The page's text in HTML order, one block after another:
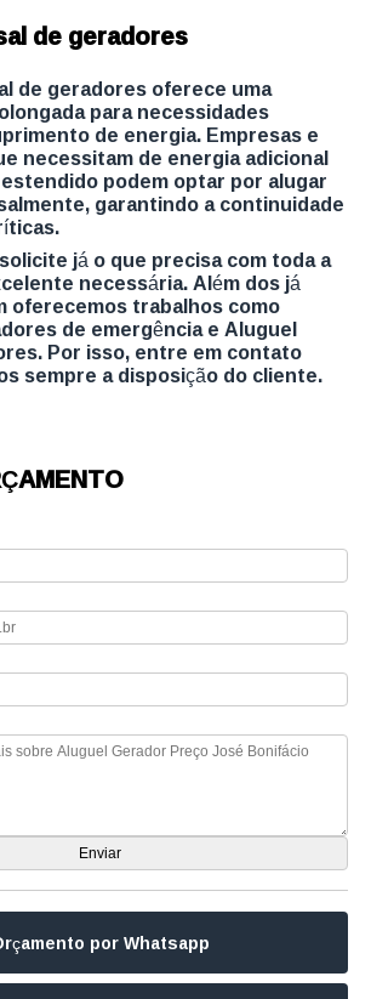
de geradores
de geradores oferece uma
para necessidades
de energia. Empresas e
necessitam de energia adicional
podem optar por alugar
garantindo a continuidade
já o que precisa com toda a
necessária. Além dos já
oferecemos trabalhos como
de emergência e Aluguel
Por isso, entre em contato
sempre a disposição do cliente.
por Whatsapp